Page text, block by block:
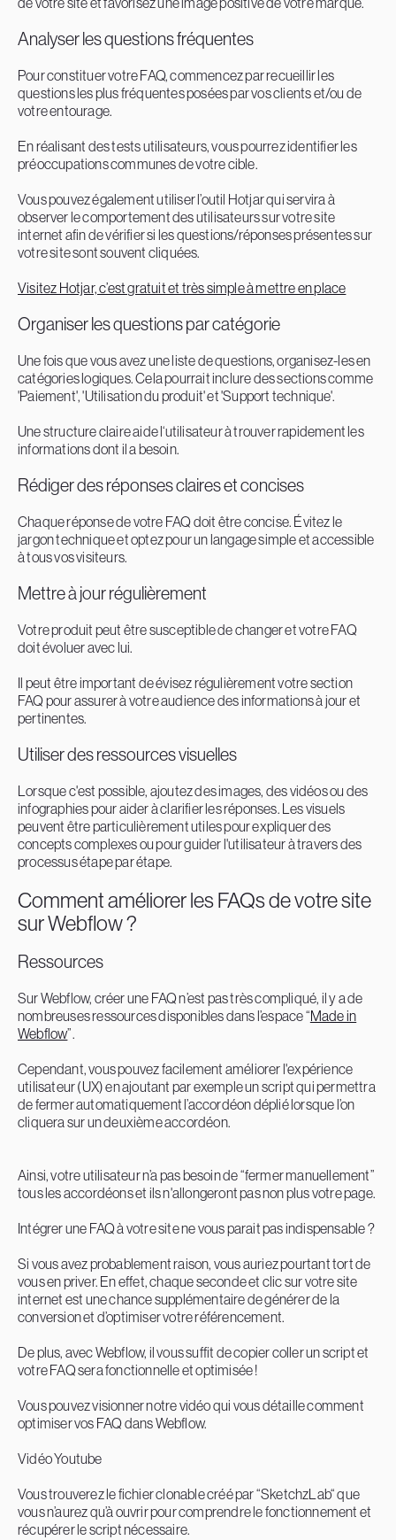
Analyser les questions fréquentes
Pour constituer votre FAQ, commencez par recueillir les
questions les plus fréquentes posées par vos clients et/ou de
votre entourage.
En réalisant des tests utilisateurs, vous pourrez identifier les
préoccupations communes de votre cible.
Vous pouvez également utiliser l’outil Hotjar qui servira à
observer le comportement des utilisateurs sur votre site
internet afin de vérifier si les questions/réponses présentes sur
votre site sont souvent cliquées.
Visitez Hotjar, c’est gratuit et très simple à mettre en place
Organiser les questions par catégorie
Une fois que vous avez une liste de questions, organisez-les en
catégories logiques. Cela pourrait inclure des sections comme
'Paiement', 'Utilisation du produit' et 'Support technique'.
Une structure claire aide l‘utilisateur à trouver rapidement les
informations dont il a besoin.
Rédiger des réponses claires et concises
Chaque réponse de votre FAQ doit être concise. Évitez le
jargon technique et optez pour un langage simple et accessible
à tous vos visiteurs.
Mettre à jour régulièrement
Votre produit peut être susceptible de changer et votre FAQ
doit évoluer avec lui.
Il peut être important de évisez régulièrement votre section
FAQ pour assurer à votre audience des informations à jour et
pertinentes.
Utiliser des ressources visuelles
Lorsque c'est possible, ajoutez des images, des vidéos ou des
infographies pour aider à clarifier les réponses. Les visuels
peuvent être particulièrement utiles pour expliquer des
concepts complexes ou pour guider l'utilisateur à travers des
processus étape par étape.
Comment améliorer les FAQs de votre site
sur Webflow ?
Ressources
Sur Webflow, créer une FAQ n’est pas très compliqué, il y a de
nombreuses ressources disponibles dans l’espace “Made in
Webflow”.
Cependant, vous pouvez facilement améliorer l'expérience
utilisateur (UX) en ajoutant par exemple un script qui permettra
de fermer automatiquement l’accordéon déplié lorsque l’on
cliquera sur un deuxième accordéon.
Ainsi, votre utilisateur n’a pas besoin de “fermer manuellement”
tous les accordéons et ils n'allongeront pas non plus votre page.
Intégrer une FAQ à votre site ne vous parait pas indispensable ?
Si vous avez probablement raison, vous auriez pourtant tort de
vous en priver. En effet, chaque seconde et clic sur votre site
internet est une chance supplémentaire de générer de la
conversion et d’optimiser votre référencement.
De plus, avec Webflow, il vous suffit de copier coller un script et
votre FAQ sera fonctionnelle et optimisée !
Vous pouvez visionner notre vidéo qui vous détaille comment
optimiser vos FAQ dans Webflow.
Vidéo Youtube
Vous trouverez le fichier clonable créé par “SketchzLab“ que
vous n’aurez qu’à ouvrir pour comprendre le fonctionnement et
récupérer le script nécessaire.